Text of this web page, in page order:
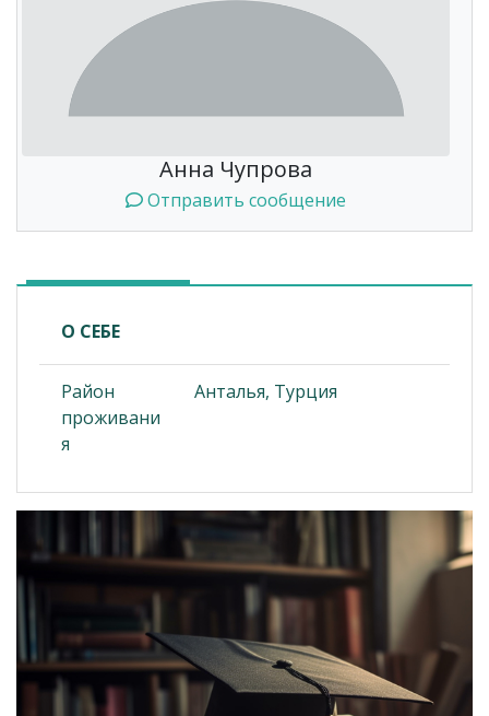
Анна Чупрова
Отправить сообщение
О СЕБЕ
Район
проживани
я
Анталья, Турция